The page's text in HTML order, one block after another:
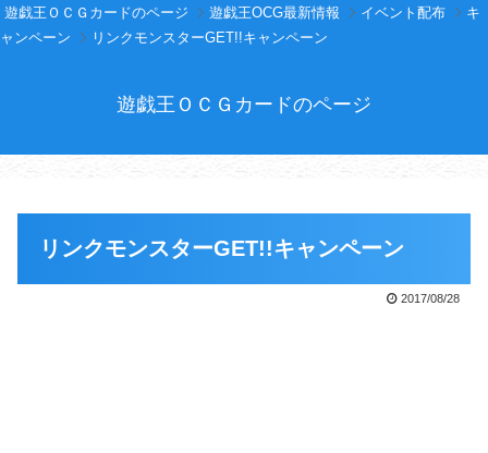
遊戯王ＯＣＧカードのページ 遊戯王OCG最新情報 イベント配布
キ
ャンペーン
リンクモンスターGET!!キャンペーン
遊戯王ＯＣＧカードのページ
リンクモンスターGET!!キャンペーン
2017/08/28